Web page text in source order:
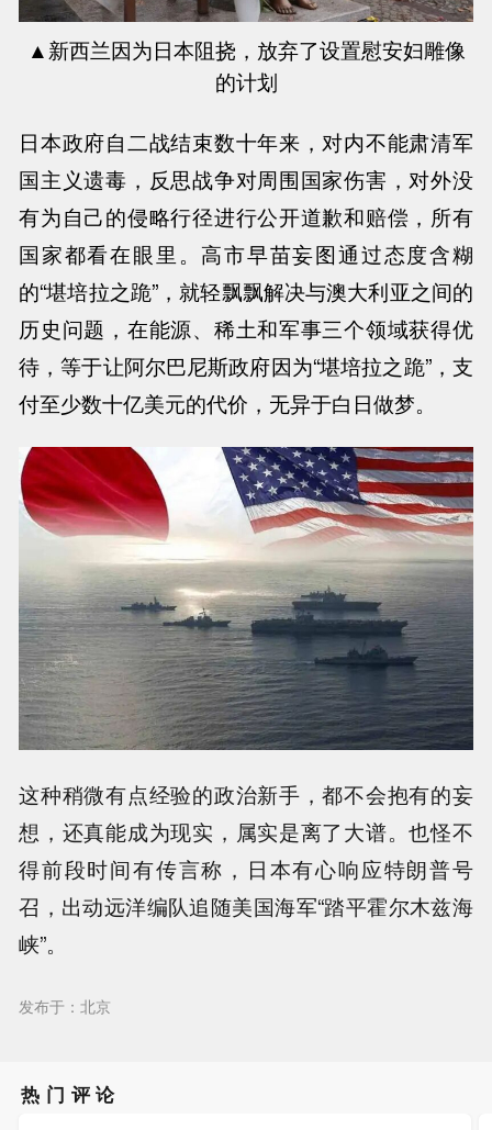
▲新西兰因为日本阻挠，放弃了设置慰安妇雕像
的计划
日本政府自二战结束数十年来，对内不能肃清军
国主义遗毒，反思战争对周围国家伤害，对外没
有为自己的侵略行径进行公开道歉和赔偿，所有
国家都看在眼里。高市早苗妄图通过态度含糊
的“堪培拉之跪”，就轻飘飘解决与澳大利亚之间的
历史问题，在能源、稀土和军事三个领域获得优
待，等于让阿尔巴尼斯政府因为“堪培拉之跪”，支
付至少数十亿美元的代价，无异于白日做梦。
这种稍微有点经验的政治新手，都不会抱有的妄
想，还真能成为现实，属实是离了大谱。也怪不
得前段时间有传言称，日本有心响应特朗普号
召，出动远洋编队追随美国海军“踏平霍尔木兹海
峡”。
发布于：北京
热门评论